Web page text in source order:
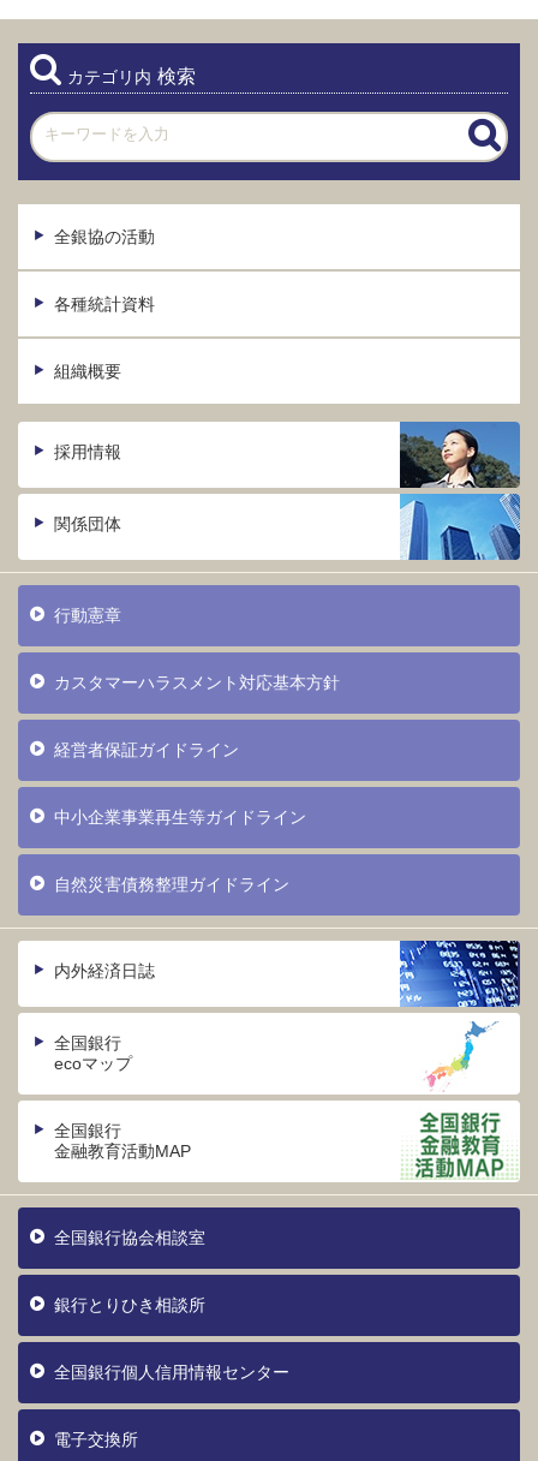
カテゴリ内 検索
全銀協の活動
各種統計資料
組織概要
採用情報
関係団体
行動憲章
カスタマーハラスメント対応基本方針
経営者保証ガイドライン
中小企業事業再生等ガイドライン
自然災害債務整理ガイドライン
内外経済日誌
全国銀行
ecoマップ
全国銀行
金融教育活動MAP
全国銀行協会相談室
銀行とりひき相談所
全国銀行個人信用情報センター
電子交換所